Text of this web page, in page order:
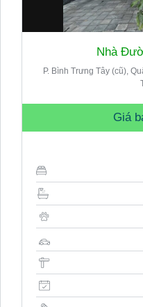
Nhà
P. Bình Trưng Tây (cũ),
Giá